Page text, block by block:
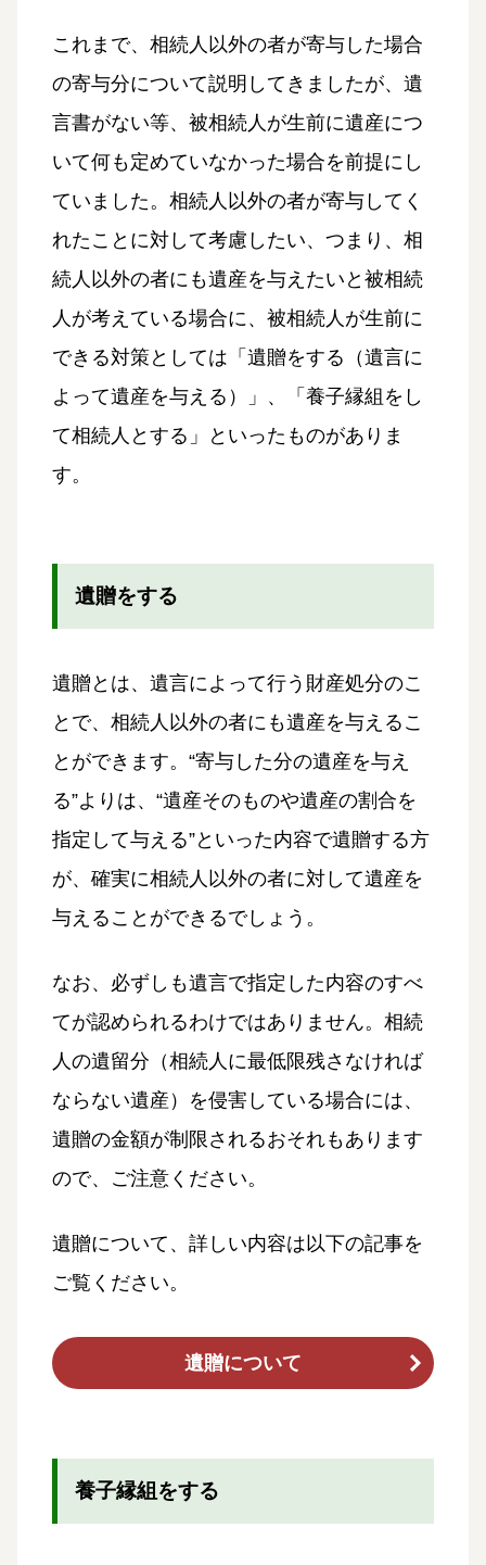
これまで、相続人以外の者が寄与した場合
の寄与分について説明してきましたが、遺
言書がない等、被相続人が生前に遺産につ
いて何も定めていなかった場合を前提にし
ていました。相続人以外の者が寄与してく
れたことに対して考慮したい、つまり、相
続人以外の者にも遺産を与えたいと被相続
人が考えている場合に、被相続人が生前に
できる対策としては「遺贈をする（遺言に
よって遺産を与える）」、「養子縁組をし
て相続人とする」といったものがありま
す。
遺贈をする
遺贈とは、遺言によって行う財産処分のこ
とで、相続人以外の者にも遺産を与えるこ
とができます。“寄与した分の遺産を与え
る”よりは、“遺産そのものや遺産の割合を
指定して与える”といった内容で遺贈する方
が、確実に相続人以外の者に対して遺産を
与えることができるでしょう。
なお、必ずしも遺言で指定した内容のすべ
てが認められるわけではありません。相続
人の遺留分（相続人に最低限残さなければ
ならない遺産）を侵害している場合には、
遺贈の金額が制限されるおそれもあります
ので、ご注意ください。
遺贈について、詳しい内容は以下の記事を
ご覧ください。
遺贈について
養子縁組をする